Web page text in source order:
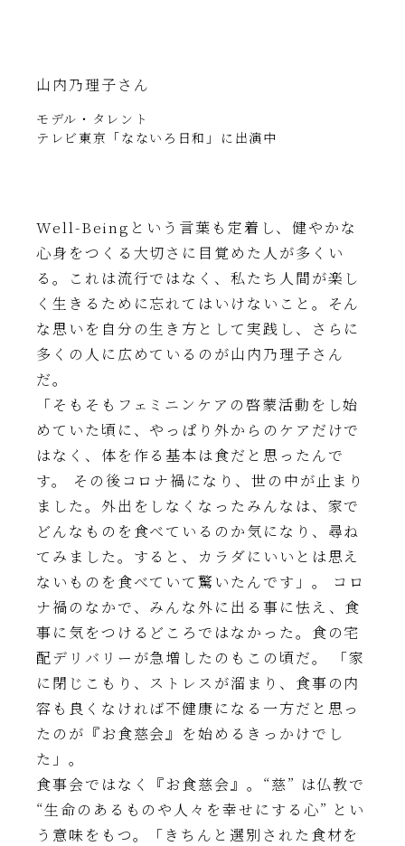
山内乃理子さん
モデル・タレント
テレビ東京「なないろ日和」に出演中
Well-Beingという言葉も定着し、健やかな
心身をつくる大切さに目覚めた人が多くい
る。これは流行ではなく、私たち人間が楽し
く生きるために忘れてはいけないこと。そん
な思いを自分の生き方として実践し、さらに
多くの人に広めているのが山内乃理子さん
だ。
「そもそもフェミニンケアの啓蒙活動をし始
めていた頃に、やっぱり外からのケアだけで
はなく、体を作る基本は食だと思ったんで
す。 その後コロナ禍になり、世の中が止まり
ました。外出をしなくなったみんなは、家で
どんなものを食べているのか気になり、尋ね
てみました。すると、カラダにいいとは思え
ないものを食べていて驚いたんです」。 コロ
ナ禍のなかで、みんな外に出る事に怯え、食
事に気をつけるどころではなかった。食の宅
配デリバリーが急増したのもこの頃だ。 「家
に閉じこもり、ストレスが溜まり、食事の内
容も良くなければ不健康になる一方だと思っ
たのが『お食慈会』を始めるきっかけでし
た」。
食事会ではなく『お食慈会』。“慈” は仏教で
“生命のあるものや人々を幸せにする心” とい
う意味をもつ。「きちんと選別された食材を